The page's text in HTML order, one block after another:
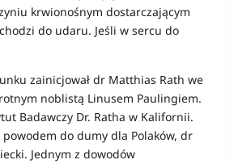
krwionośnym dostarczającym
do udaru. Jeśli w sercu do
zainicjował dr Matthias Rath we
noblistą Linusem Paulingiem.
Badawczy Dr. Ratha w Kalifornii.
do dumy dla Polaków, dr
Jednym z dowodów